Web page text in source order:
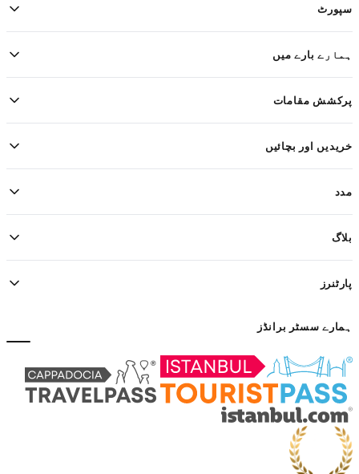
سپورٹ
ہمارے بارے میں
پرکشش مقامات
خریدیں اور بچائیں
مدد
بلاگ
پارٹنرز
ہمارے سسٹر برانڈز